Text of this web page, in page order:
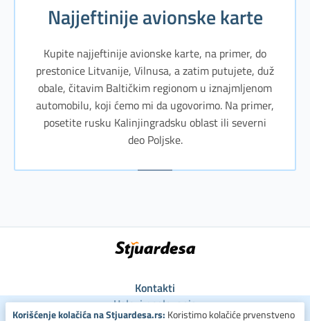
Najjeftinije avionske karte
Kupite najjeftinije avionske karte, na primer, do
prestonice Litvanije, Vilnusa, a zatim putujete, duž
obale, čitavim Baltičkim regionom u iznajmljenom
automobilu, koji ćemo mi da ugovorimo. Na primer,
posetite rusku Kalinjingradsku oblast ili severni
deo Poljske.
Kontakti
Uslovi poslovanja
Korišćenje kolačića na Stjuardesa.rs: Koristimo kolačiće prvenstveno